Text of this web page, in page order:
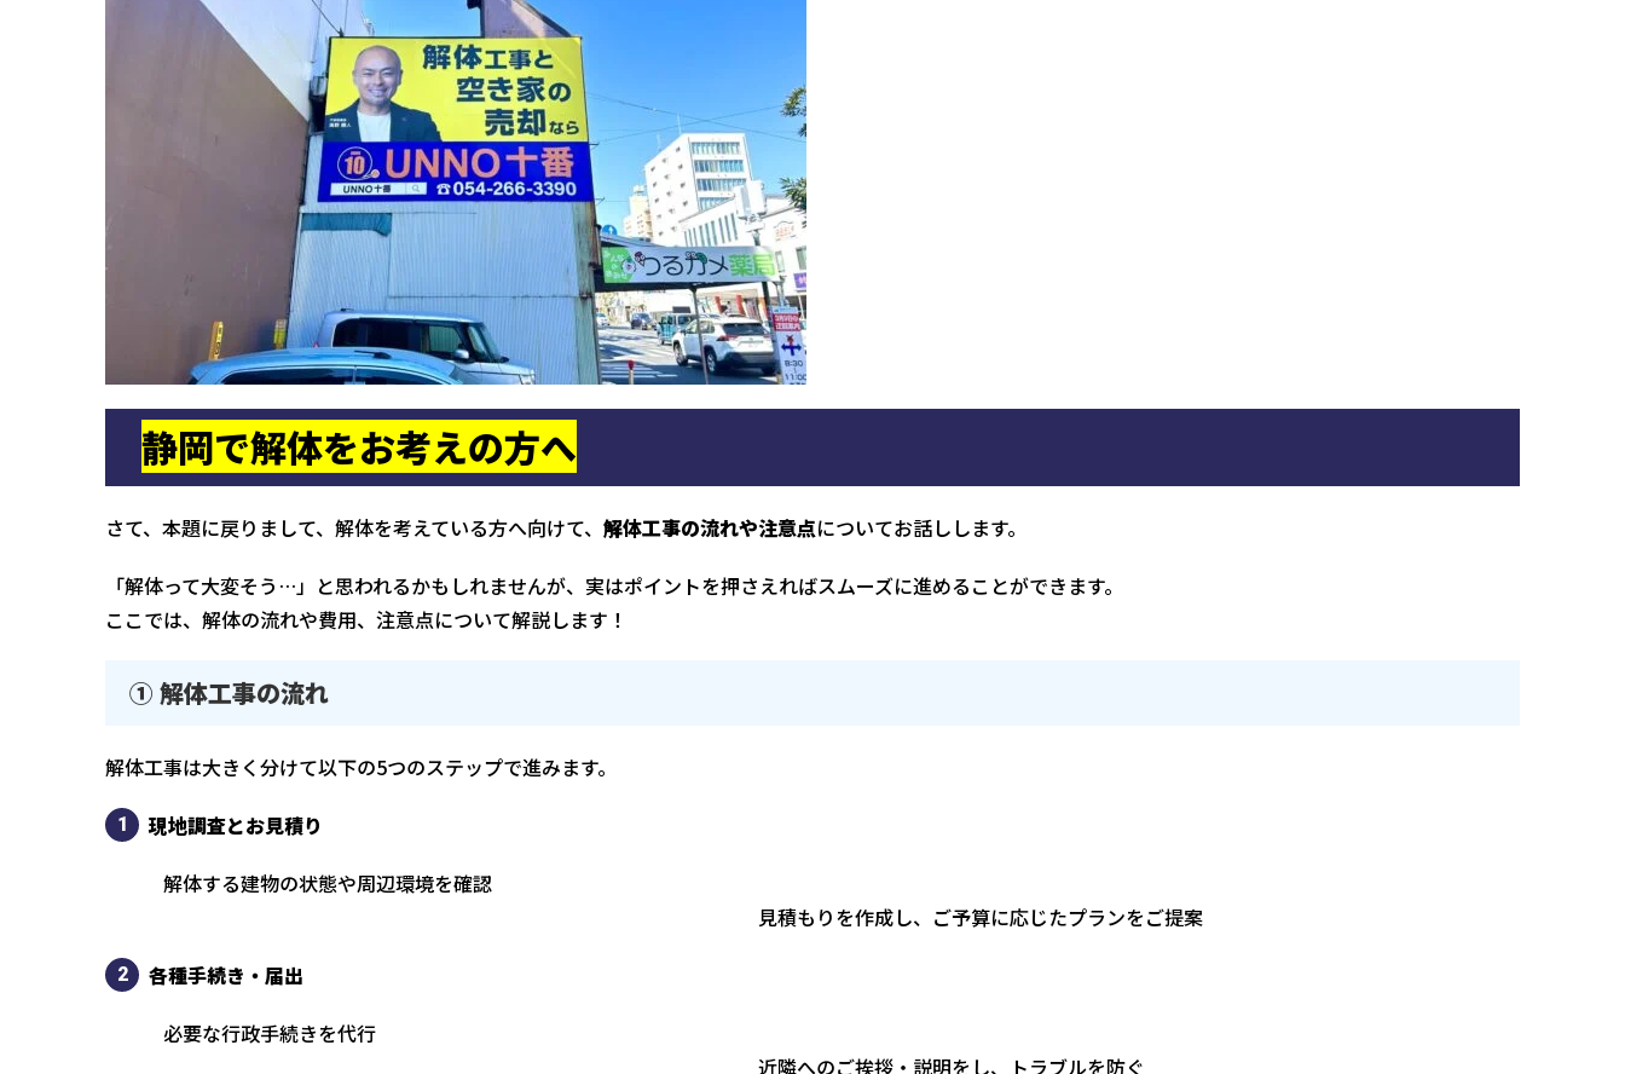
静岡で解体をお考えの方へ
さて、本題に戻りまして、解体を考えている方へ向けて、 解体工事の流れや注意点についてお話しします。
「解体って大変そう…」と思われるかもしれませんが、実はポイントを押さえればスムーズに進めることができます。
ここでは、解体の流れや費用、注意点について解説します！
① 解体工事の流れ
解体工事は大きく分けて以下の5つのステップで進みます。
現地調査とお見積り
解体する建物の状態や周辺環境を確認
見積もりを作成し、ご予算に応じたプランをご提案
各種手続き・届出
必要な行政手続きを代行
近隣へのご挨拶・説明をし、トラブルを防ぐ